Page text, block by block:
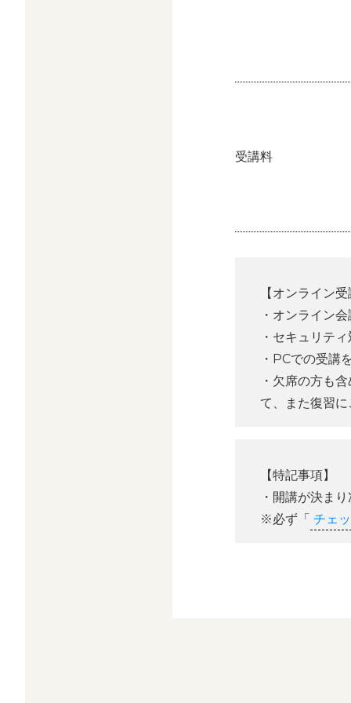
受講料
【オンライン
・オンライン
・セキュリテ
・PCでの受講
・欠席の方も
て、また復習
【特記事項】
・開講が決ま
※必ず「 チェ